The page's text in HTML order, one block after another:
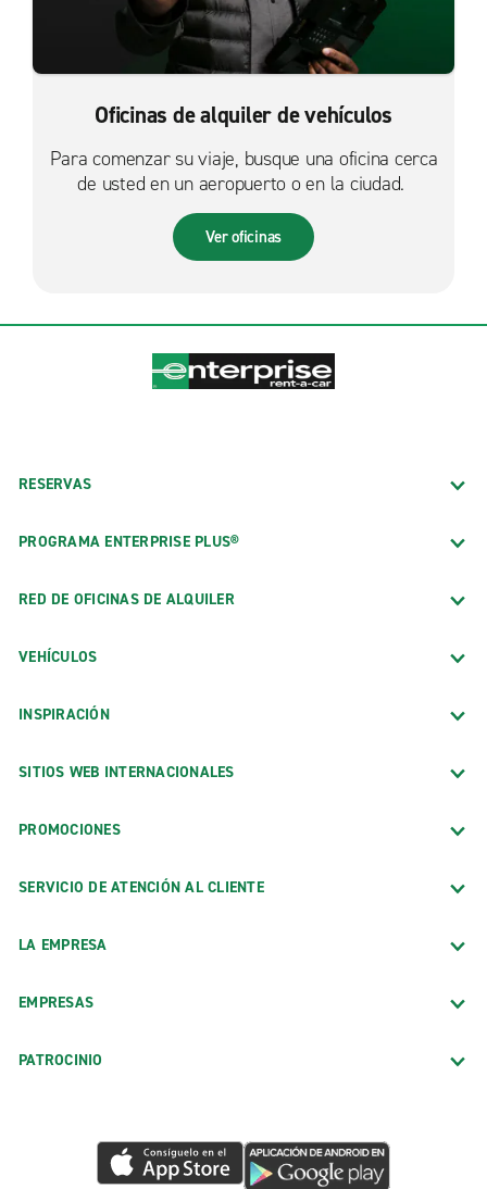
Oficinas de alquiler de vehículos
Para comenzar su viaje, busque una oficina cerca
de usted en un aeropuerto o en la ciudad.
Ver oficinas
RESERVAS
PROGRAMA ENTERPRISE PLUS®
RED DE OFICINAS DE ALQUILER
VEHÍCULOS
INSPIRACIÓN
SITIOS WEB INTERNACIONALES
PROMOCIONES
SERVICIO DE ATENCIÓN AL CLIENTE
LA EMPRESA
EMPRESAS
PATROCINIO